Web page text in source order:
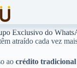
Exclusivo do
atraído cada vez
ao crédito tradicional